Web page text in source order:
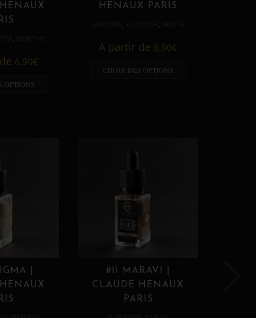
,
6,90€
OPTIONS
HENAUX PARIS
, ,
A partir de 6,90€
CHOIX DES OPTIONS
|
#11 MARAVI |
CLAUDE HENAUX
PARIS